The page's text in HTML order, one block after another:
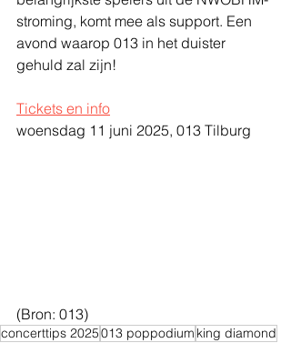
stroming, komt mee als support. Een
avond waarop 013 in het duister
gehuld zal zijn!
Tickets en info
woensdag 11 juni 2025, 013 Tilburg
(Bron: 013)
concerttips 2025013 poppodium king diamond